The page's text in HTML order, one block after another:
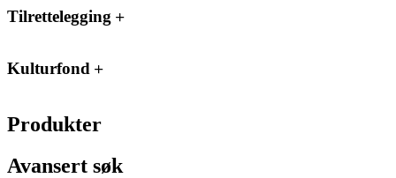
Tilrettelegging
Kulturfond
Produkter
Avansert søk